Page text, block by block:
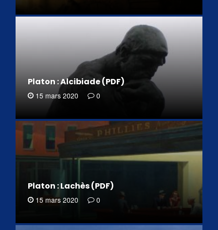
Platon : Alcibiade (PDF)
15 mars 2020 0
Platon : Lachès (PDF)
15 mars 2020 0